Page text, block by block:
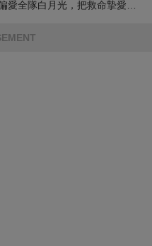
愛全隊白月光，把救命摯愛當